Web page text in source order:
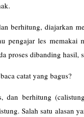
berhitung, diajarkan
pengajar les
proses dibanding
catat yang bagus?
dan berhitung
Salah satu alasan